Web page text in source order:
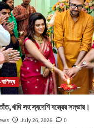
সহ স্বদেশি বস্ত্রের সম্ভার।
July 26, 2026
0